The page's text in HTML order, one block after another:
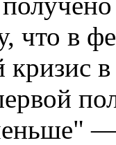
что в
в